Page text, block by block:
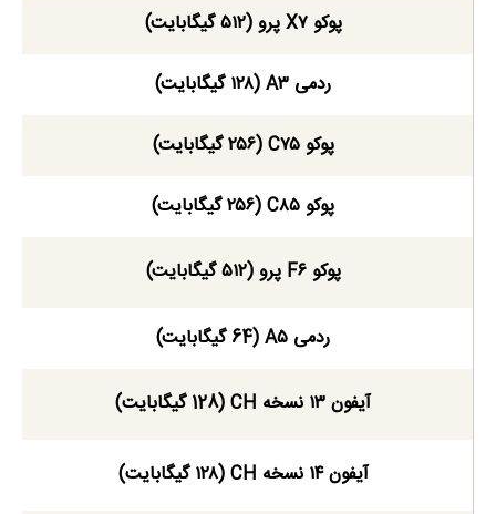
پوکو X۷ پرو (۵۱۲ گیگابایت)
ردمی A۳ (۱۲۸ گیگابایت)
پوکو C۷۵ (۲۵۶ گیگابایت)
پوکو C۸۵ (۲۵۶ گیگابایت)
پوکو F۶ پرو (۵۱۲ گیگابایت)
ردمی A۵ (64 گیگابایت)
آیفون ۱۳ نسخه CH (128 گیگابایت)
آیفون ۱۴ نسخه CH (۱۲۸ گیگابایت)